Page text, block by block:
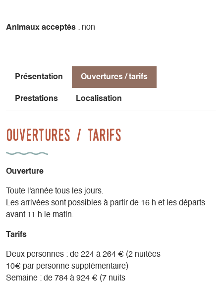
transformable en couchage 2 personnes (140*190) est un
les enfants avec 2 banquettes (90*170).
rez-de-chaussée.
Une terrasse peut aussi vous permettre de vous reposer en
permanentes biologiques environnantes avec en fond la
Animaux acceptés : non
Présentation Ouvertures / tarifs
Prestations Localisation
Ouvertures / tarifs
Ouverture
Toute l'année tous les jours.
Les arrivées sont possibles à partir de 16 h et les départs
avant 11 h le matin.
Tarifs
Deux personnes : de 224 à 264 € (2 nuitées
10€ par personne supplémentaire)
Semaine : de 784 à 924 € (7 nuits